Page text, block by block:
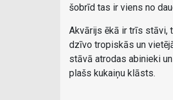
šobrīd tas ir viens no
Akvārijs ēkā ir trīs stāvi,
dzīvo tropiskās un
stāvā atrodas abinieki
plašs kukaiņu klāsts.